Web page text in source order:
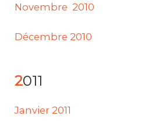
Novembre 2010
Décembre 2010
2011
Janvier 2011